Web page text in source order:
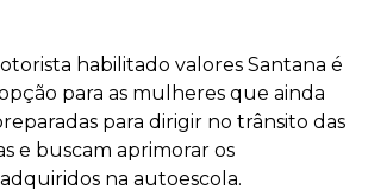
habilitado valores Santana é
para as mulheres que ainda
para dirigir no trânsito das
e buscam aprimorar os
na autoescola.